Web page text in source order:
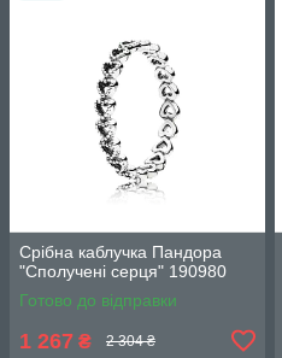
Срібна каблучка Пандора
"Сполучені серця" 190980
Готово до відправки
1 267 ₴ 2 304 ₴